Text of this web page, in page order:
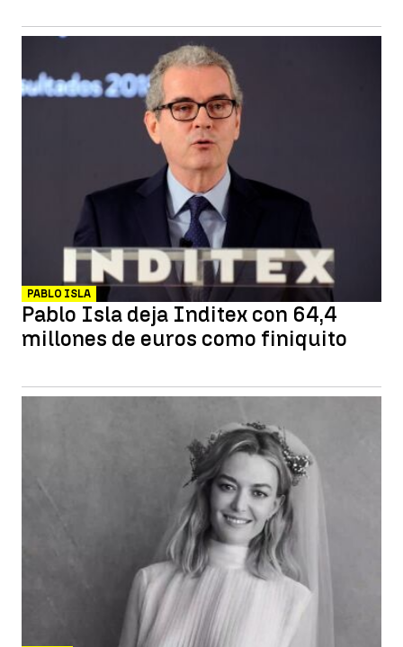
PABLO ISLA
Pablo Isla deja Inditex con 64,4
millones de euros como finiquito